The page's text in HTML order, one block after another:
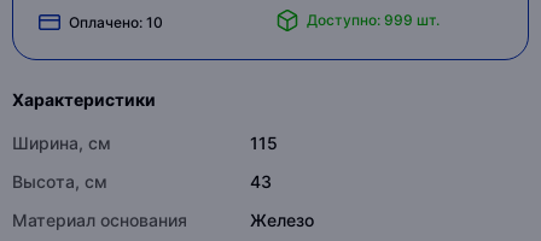
Оплачено: 10 Доступно: 999 шт.
Характеристики
Ширина, см
115
Высота, см
43
Материал основания
Железо